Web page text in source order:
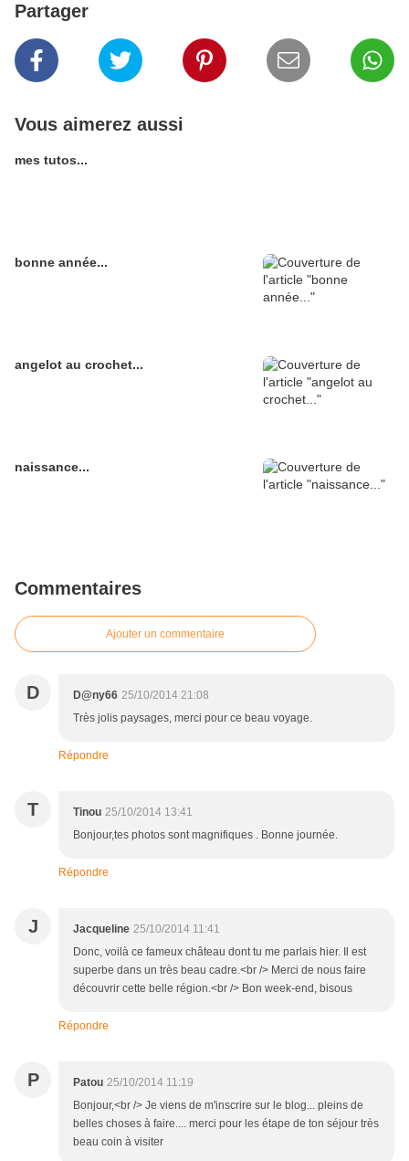
Partager
Vous aimerez aussi
mes tutos...
bonne année...
angelot au crochet...
naissance...
Commentaires
Ajouter un commentaire
D D@ny66 25/10/2014 21:08
Très jolis paysages, merci pour ce beau voyage.
Répondre
T Tinou 25/10/2014 13:41
Bonjour,tes photos sont magnifiques . Bonne journée.
Répondre
J Jacqueline 25/10/2014 11:41
Donc, voilà ce fameux château dont tu me parlais hier. Il est
superbe dans un très beau cadre.<br /> Merci de nous faire
découvrir cette belle région.<br /> Bon week-end, bisous
Répondre
P Patou 25/10/2014 11:19
Bonjour,<br /> Je viens de m'inscrire sur le blog... pleins de
belles choses à faire.... merci pour les étape de ton séjour très
beau coin à visiter